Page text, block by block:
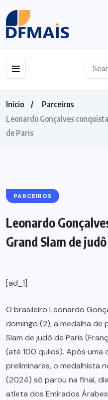
Início
Parceiros
Leonardo Gonçalves
de Paris
PARCEIROS
Leonardo
Grand Slam de
[ad_1]
O brasileiro Leonardo
domingo (2), a medalha
Slam de judô de Paris
(até 100 quilos). Após uma
preliminares, o medalhista
(2024) só parou na final,
atleta dos Emirados